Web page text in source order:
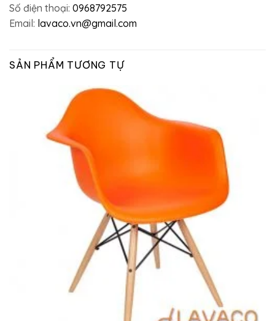
Số điện thoại: 0968792575
Email: lavaco.vn@gmail.com
SẢN PHẨM TƯƠNG TỰ